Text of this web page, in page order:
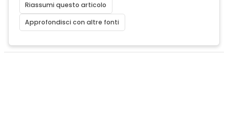
Riassumi questo articolo
Approfondisci con altre fonti